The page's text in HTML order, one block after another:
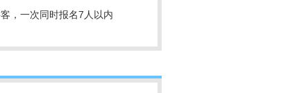
，一次同时报名7人以内